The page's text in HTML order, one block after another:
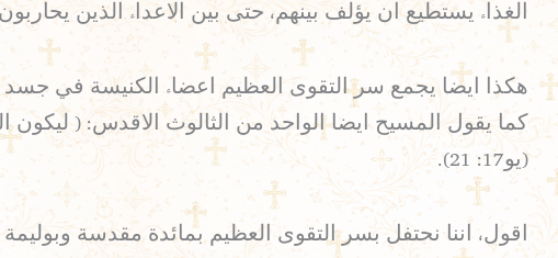
الغذاء يستطيع ان يؤلف بينهم، حتى بين الاعداء الذين
هكذا ايضا يجمع سر التقوى العظيم اعضاء الكنيسة في جسد
كما يقول المسيح ايضا الواحد من الثالوث الاقدس: ( ليكون
(يو17: 21).
اقول، اننا نحتفل بسر التقوى العظيم بمائدة مقدسة